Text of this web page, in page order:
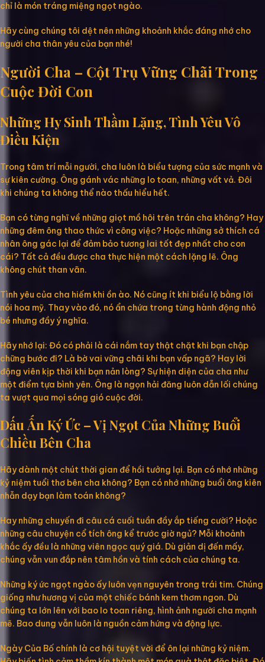
chỉ là món tráng miệng ngọt ngào.
Hãy cùng chúng tôi dệt nên những khoảnh khắc đáng nhớ cho
người cha thân yêu của bạn nhé!
Người Cha – Cột Trụ Vững Chãi Trong
Cuộc Đời Con
Những Hy Sinh Thầm Lặng, Tình Yêu Vô
Điều Kiện
Trong tâm trí mỗi người, cha luôn là biểu tượng của sức mạnh và
sự kiên cường. Ông gánh vác những lo toan, những vất vả. Đôi
khi chúng ta không thể nào thấu hiểu hết.
Bạn có từng nghĩ về những giọt mồ hôi trên trán cha không? Hay
những đêm ông thao thức vì công việc? Hoặc những sở thích cá
nhân ông gác lại để đảm bảo tương lai tốt đẹp nhất cho con
cái? Tất cả đều được cha thực hiện một cách lặng lẽ. Ông
không chút than vãn.
Tình yêu của cha hiếm khi ồn ào. Nó cũng ít khi biểu lộ bằng lời
nói hoa mỹ. Thay vào đó, nó ẩn chứa trong từng hành động nhỏ
bé nhưng đầy ý nghĩa.
Hãy nhớ lại: Đó có phải là cái nắm tay thật chặt khi bạn chập
chững bước đi? Là bờ vai vững chãi khi bạn vấp ngã? Hay lời
động viên kịp thời khi bạn nản lòng? Sự hiện diện của cha như
một điểm tựa bình yên. Ông là ngọn hải đăng luôn dẫn lối chúng
ta vượt qua mọi sóng gió cuộc đời.
Dấu Ấn Ký Ức – Vị Ngọt Của Những Buổi
Chiều Bên Cha
Hãy dành một chút thời gian để hồi tưởng lại. Bạn có nhớ những
kỷ niệm tuổi thơ bên cha không? Bạn có nhớ những buổi ông kiên
nhẫn dạy bạn làm toán không?
Hay những chuyến đi câu cá cuối tuần đầy ắp tiếng cười? Hoặc
những câu chuyện cổ tích ông kể trước giờ ngủ? Mỗi khoảnh
khắc ấy đều là những viên ngọc quý giá. Dù giản dị đến mấy,
chúng vẫn vun đắp nên tâm hồn và tính cách của chúng ta.
Những ký ức ngọt ngào ấy luôn vẹn nguyên trong trái tim. Chúng
giống như hương vị của một chiếc bánh kem thơm ngon. Dù
chúng ta lớn lên với bao lo toan riêng, hình ảnh người cha mạnh
mẽ. Bao dung vẫn luôn là nguồn cảm hứng và động lực.
Ngày Của Bố chính là cơ hội tuyệt vời để ôn lại những kỷ niệm.